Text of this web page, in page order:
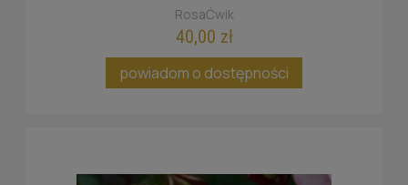
RosaĆwik
40,00 zł
powiadom o dostępności